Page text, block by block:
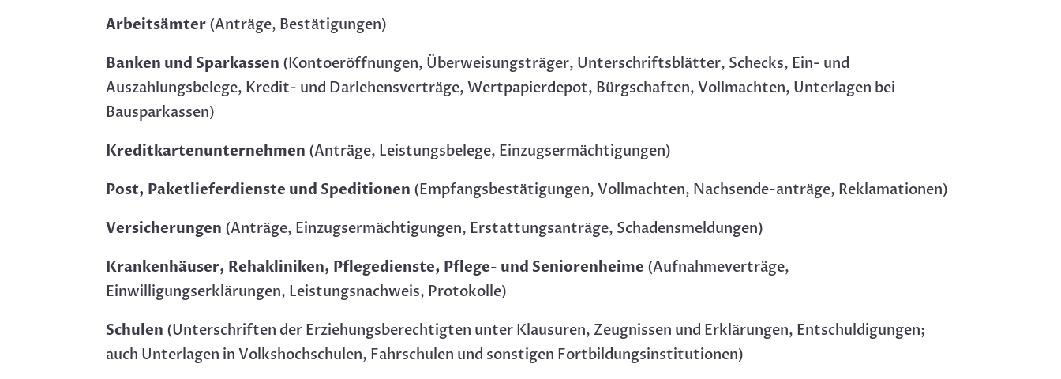
Arbeitsämter (Anträge, Bestätigungen)
Banken und Sparkassen (Kontoeröffnungen, Überweisungsträger, Unterschriftsblätter, Schecks, Ein- und
Auszahlungsbelege, Kredit- und Darlehensverträge, Wertpapierdepot, Bürgschaften, Vollmachten, Unterlagen bei
Bausparkassen)
Kreditkartenunternehmen (Anträge, Leistungsbelege, Einzugsermächtigungen)
Post, Paketlieferdienste und Speditionen (Empfangsbestätigungen, Vollmachten, Nachsende-anträge, Reklamationen)
Versicherungen (Anträge, Einzugsermächtigungen, Erstattungsanträge, Schadensmeldungen)
Krankenhäuser, Rehakliniken, Pflegedienste, Pflege- und Seniorenheime (Aufnahmeverträge,
Einwilligungserklärungen, Leistungsnachweis, Protokolle)
Schulen (Unterschriften der Erziehungsberechtigten unter Klausuren, Zeugnissen und Erklärungen, Entschuldigungen;
auch Unterlagen in Volkshochschulen, Fahrschulen und sonstigen Fortbildungsinstitutionen)